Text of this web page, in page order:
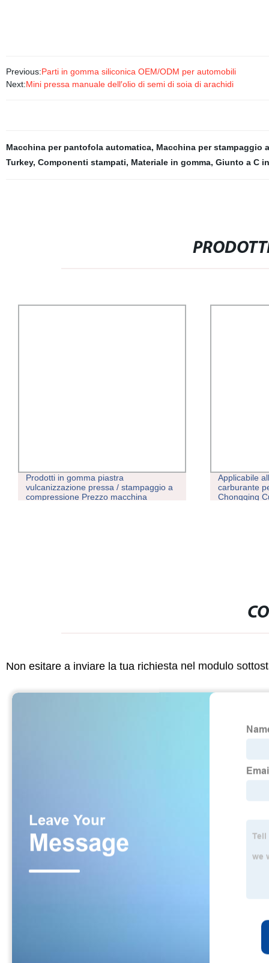
Previous:Parti in gomma siliconica OEM/ODM per automobili
Next:Mini pressa manuale dell′olio di semi di soia di arachidi
Macchina per pantofola automatica, Macchina per stampaggio
Turkey, Componenti stampati, Materiale in gomma, Giunto a C
Prodotti in gomma piastra
vulcanizzazione pressa / stampaggio a
compressione Prezzo macchina
Applicabile
carburante
Chongqing
Non esitare a inviare la tua richiesta nel modulo